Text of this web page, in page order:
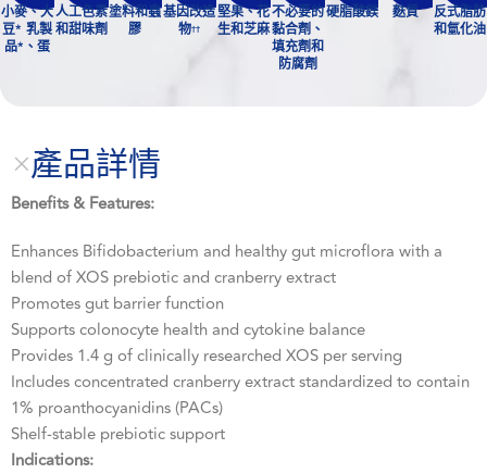
小麥、大
豆* 乳製
品*、蛋
人工色素
和甜味劑
塗料和蟲
膠
基因改造
物††
堅果、花
生和芝麻
不必要的
黏合劑、
填充劑和
防腐劑
硬脂酸鎂 麩質
反式脂肪
和氫化油
產品詳情
Benefits & Features:
Enhances Bifidobacterium and healthy gut microflora with a
blend of XOS prebiotic and cranberry extract
Promotes gut barrier function
Supports colonocyte health and cytokine balance
Provides 1.4 g of clinically researched XOS per serving
Includes concentrated cranberry extract standardized to contain
1% proanthocyanidins (PACs)
Shelf-stable prebiotic support
Indications: